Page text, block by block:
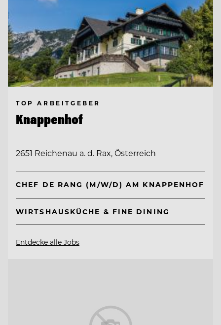
TOP ARBEITGEBER
Knappenhof
2651 Reichenau a. d. Rax, Österreich
CHEF DE RANG (M/W/D) AM KNAPPENHOF
WIRTSHAUSKÜCHE & FINE DINING
Entdecke alle Jobs